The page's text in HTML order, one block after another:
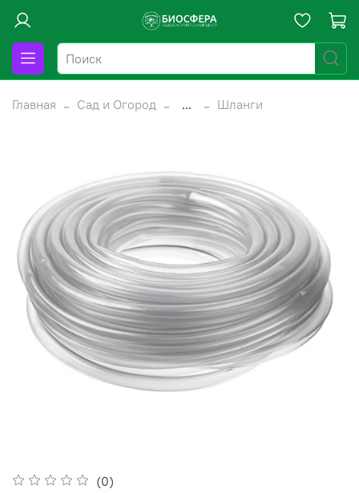
Главная Сад и Огород ... Шланги
(0)